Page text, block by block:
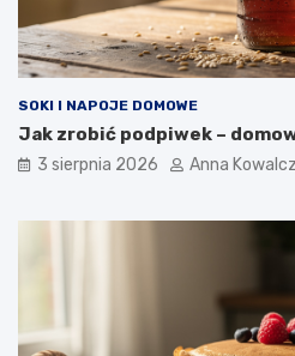
SOKI I NAPOJE DOMOWE
Jak zrobić podpiwek –
3 sierpnia 2026 Anna